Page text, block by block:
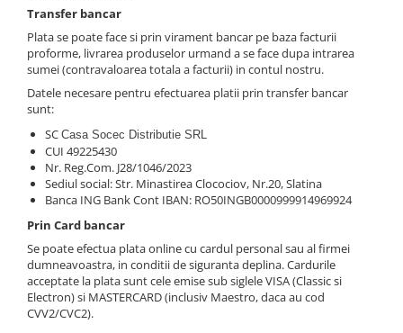
Teatru
Literatura
Clasica
Contemporana
Moderna
Romana
Universala
Non-fictiune
Calatorii
Memorii, biografii si jurnale
Publicistica, Reportaje, Interviuri
Studii literare
Stiinte umaniste
Transfer bancar
Plata se poate face si prin virament bancar pe baza facturii
proforme, livrarea produselor urmand a se face dupa intrarea
sumei (contravaloarea totala a facturii) in contul nostru.
Datele necesare pentru efectuarea platii prin transfer bancar
sunt:
SC Casa Socec Distributie SRL
CUI 49225430
Nr. Reg.Com. J28/1046/2023
Sediul social: Str. Minastirea Clocociov, Nr.20, Slatina
Banca ING Bank Cont IBAN: RO50INGB0000999914969924
Prin Card bancar
Se poate efectua plata online cu cardul personal sau al firmei
dumneavoastra, in conditii de siguranta deplina. Cardurile
acceptate la plata sunt cele emise sub siglele VISA (Classic si
Electron) si MASTERCARD (inclusiv Maestro, daca au cod
CVV2/CVC2).